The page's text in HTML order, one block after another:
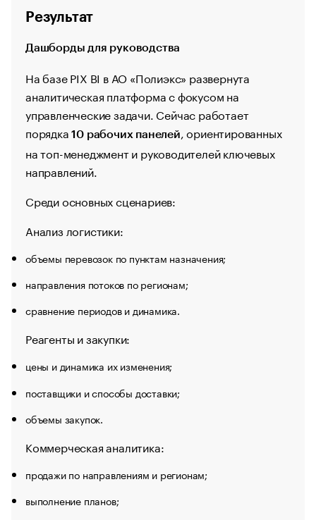
Результат
Дашборды для руководства
На базе PIX BI в АО «Полиэкс» развернута
аналитическая платформа с фокусом на
управленческие задачи. Сейчас работает
порядка10 рабочих панелей , ориентированных
на топ-менеджмент и руководителей ключевых
направлений.
Среди основных сценариев:
Анализ логистики:
объемы перевозок по пунктам назначения;
направления потоков по регионам;
сравнение периодов и динамика.
Реагенты и закупки:
цены и динамика их изменения;
поставщики и способы доставки;
объемы закупок.
Коммерческая аналитика:
продажи по направлениям и регионам;
выполнение планов;